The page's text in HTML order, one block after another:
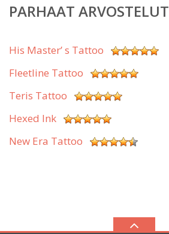
PARHAAT ARVOSTELUT
His Master’ s Tattoo
Fleetline Tattoo
Teris Tattoo
Hexed Ink
New Era Tattoo